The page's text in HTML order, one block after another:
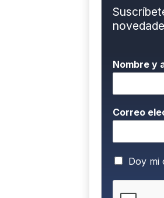
Nombre y
Correo
P
l
Doy mi